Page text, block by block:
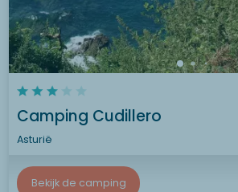
Camping Cudillero
Asturië
Bekijk de camping